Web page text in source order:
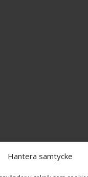
Hantera samtycke